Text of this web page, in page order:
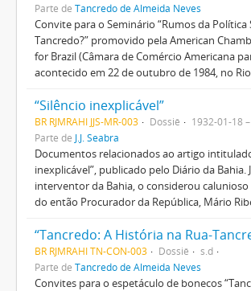
Parte de Tancredo de Almeida Neves
Convite para o Seminário “Rumos da Política
Tancredo?” promovido pela American
for Brazil (Câmara de Comércio Americana
acontecido em 22 de outubro de 1984, no
“Silêncio inexplicável”
BR RJMRAHI JJS-MR-003 Dossiê
1932-01-18
Parte de J.J. Seabra
Documentos relacionados ao artigo
inexplicável”, publicado pelo Diário da Bahia.
interventor da Bahia, o considerou calunioso
do então Procurador da República, Mário
BR RJMRAHI TN-CON-003 Dossiê
s.d
Parte de Tancredo de Almeida Neves
Convites para o espetáculo de bonecos